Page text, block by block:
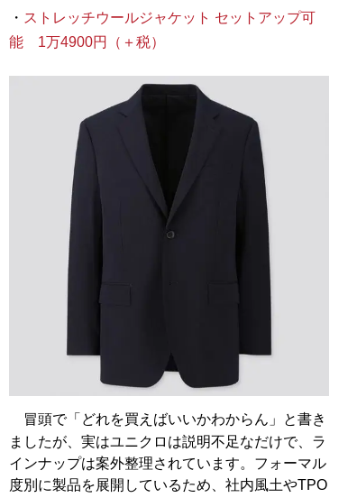
・ ストレッチウールジャケット セットアップ可
能 1万4900円（＋税）
冒頭で「どれを買えばいいかわからん」と書き
ましたが、実はユニクロは説明不足なだけで、ラ
インナップは案外整理されています。フォーマル
度別に製品を展開しているため、社内風土やTPO